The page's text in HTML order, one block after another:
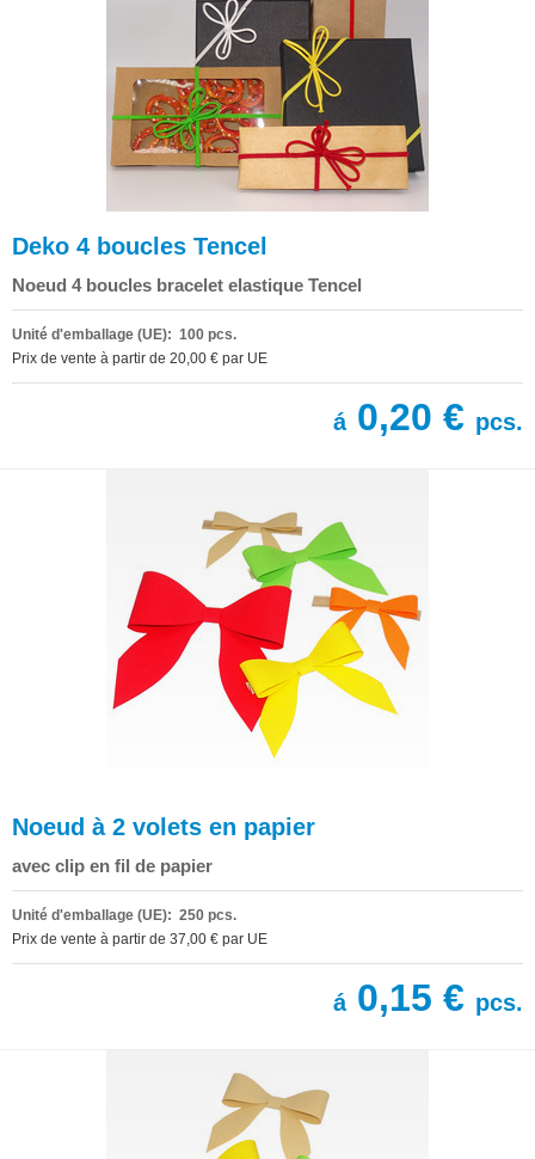
Deko 4 boucles Tencel
Noeud 4 boucles bracelet elastique Tencel
Unité d'emballage (UE): 100 pcs.
Prix de vente à partir de 20,00 € par UE
á0,20 € pcs.
Noeud à 2 volets en papier
avec clip en fil de papier
Unité d'emballage (UE): 250 pcs.
Prix de vente à partir de 37,00 € par UE
á0,15 € pcs.